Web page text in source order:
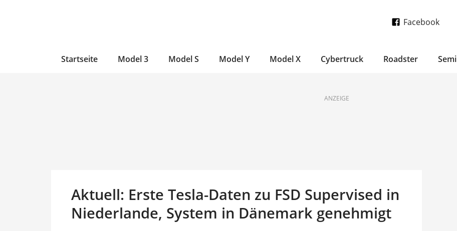
Facebook
Startseite Model 3 Model S Model Y Model X Cybertruck Roadster Semi
ANZEIGE
Aktuell: Erste Tesla-Daten zu FSD Supervised in
Niederlande, System in Dänemark genehmigt